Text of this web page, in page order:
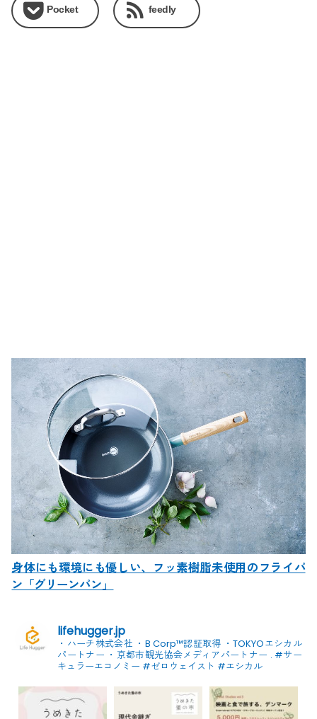
Pocket feedly
身体にも環境にも優しい、フッ素樹脂未使用のフライパ
ン「グリーンパン」
lifehugger.jp
・ハーチ株式会社 ・B Corp™認証取得 ・TOKYOエシカル
パートナー ・京都市観光協会メディアパートナー . #サー
キュラーエコノミー #ゼロウェイスト #エシカル